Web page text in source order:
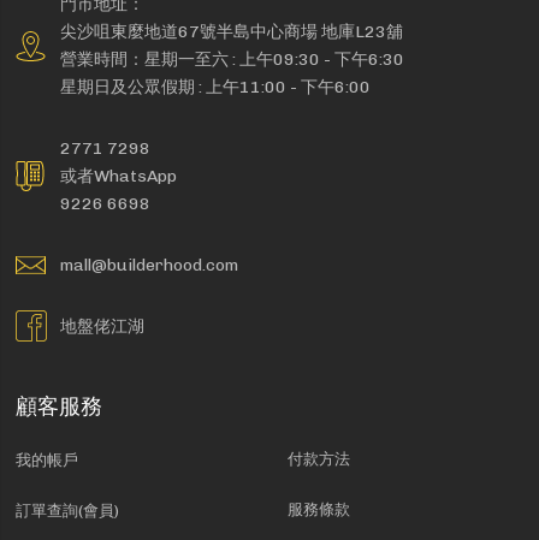
尖沙咀東麼地道67號半島中心商場 地庫L23舖
營業時間：星期一至六 : 上午09:30 - 下午6:30
星期日及公眾假期 : 上午11:00 - 下午6:00
2771 7298
或者WhatsApp
9226 6698
mall@builderhood.com
地盤佬江湖
顧客服務
我的帳戶
訂單查詢(會員)
付款方法
服務條款